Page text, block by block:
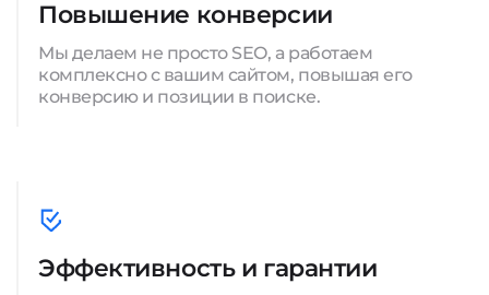
Повышение конверсии
Мы делаем не просто SEO, а работаем
комплексно с вашим сайтом, повышая его
конверсию и позиции в поиске.
Эффективность и гарантии